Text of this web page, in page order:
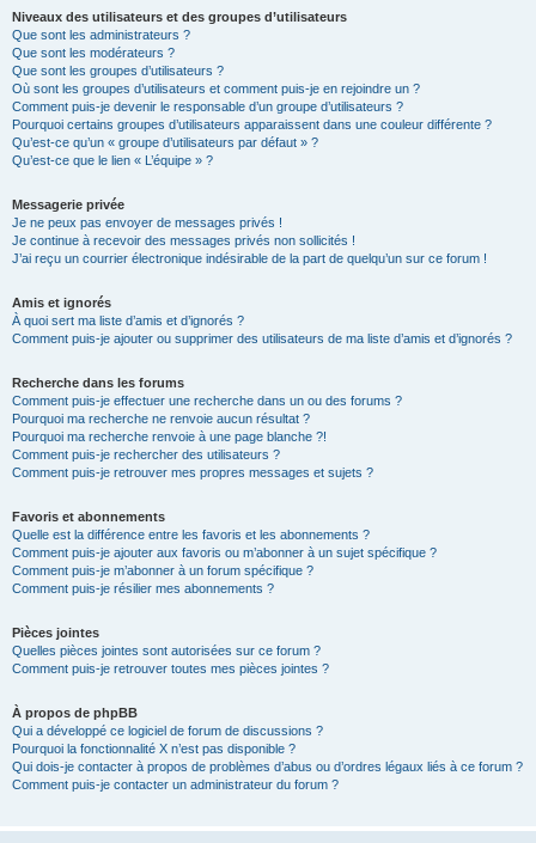
Niveaux des utilisateurs et des groupes d’utilisateurs
Que sont les administrateurs ?
Que sont les modérateurs ?
Que sont les groupes d’utilisateurs ?
Où sont les groupes d’utilisateurs et comment puis-je en rejoindre un ?
Comment puis-je devenir le responsable d’un groupe d’utilisateurs ?
Pourquoi certains groupes d’utilisateurs apparaissent dans une couleur différente ?
Qu’est-ce qu’un « groupe d’utilisateurs par défaut » ?
Qu’est-ce que le lien « L’équipe » ?
Messagerie privée
Je ne peux pas envoyer de messages privés !
Je continue à recevoir des messages privés non sollicités !
J’ai reçu un courrier électronique indésirable de la part de quelqu’un sur ce forum !
Amis et ignorés
À quoi sert ma liste d’amis et d’ignorés ?
Comment puis-je ajouter ou supprimer des utilisateurs de ma liste d’amis et d’ignorés ?
Recherche dans les forums
Comment puis-je effectuer une recherche dans un ou des forums ?
Pourquoi ma recherche ne renvoie aucun résultat ?
Pourquoi ma recherche renvoie à une page blanche ?!
Comment puis-je rechercher des utilisateurs ?
Comment puis-je retrouver mes propres messages et sujets ?
Favoris et abonnements
Quelle est la différence entre les favoris et les abonnements ?
Comment puis-je ajouter aux favoris ou m’abonner à un sujet spécifique ?
Comment puis-je m’abonner à un forum spécifique ?
Comment puis-je résilier mes abonnements ?
Pièces jointes
Quelles pièces jointes sont autorisées sur ce forum ?
Comment puis-je retrouver toutes mes pièces jointes ?
À propos de phpBB
Qui a développé ce logiciel de forum de discussions ?
Pourquoi la fonctionnalité X n’est pas disponible ?
Qui dois-je contacter à propos de problèmes d’abus ou d’ordres légaux liés à ce forum ?
Comment puis-je contacter un administrateur du forum ?